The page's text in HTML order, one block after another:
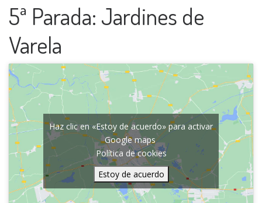
5ª Parada: Jardines de
Varela
Haz clic en «Estoy de acuerdo» para activar
Google maps
Política de cookies
Estoy de acuerdo